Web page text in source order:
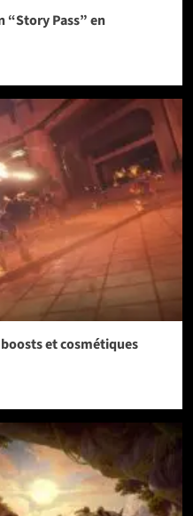
“Story Pass” en
et cosmétiques